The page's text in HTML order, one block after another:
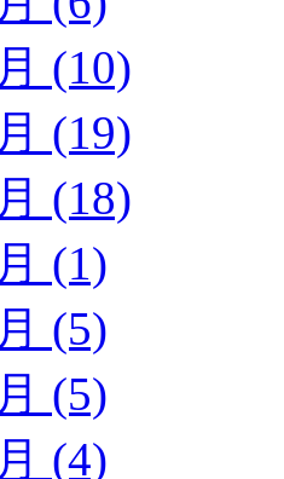
(10)
(19)
(18)
(1)
(5)
(5)
(4)